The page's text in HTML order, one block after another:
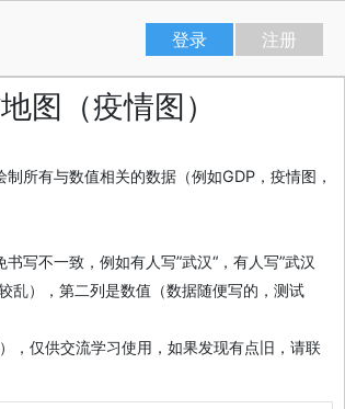
注册
登录
图（疫情图）
所有与数值相关的数据（例如GDP，疫情图，
写不一致，例如有人写”武汉“，有人写”武汉
乱），第二列是数值（数据随便写的，测试
，仅供交流学习使用，如果发现有点旧，请联